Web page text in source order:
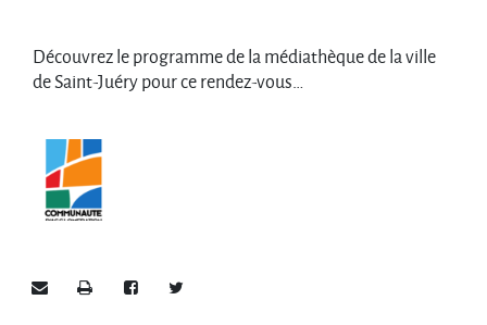
Découvrez le programme de la médiathèque de la ville
de Saint-Juéry pour ce rendez-vous…
Envoyer par e-mail
ImprimerPartager sur Facebook